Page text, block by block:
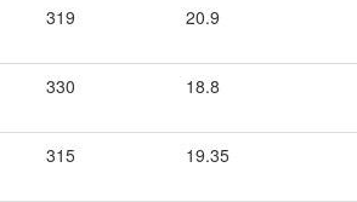
319 20.9
330 18.8
315 19.35